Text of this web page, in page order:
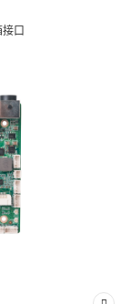
口